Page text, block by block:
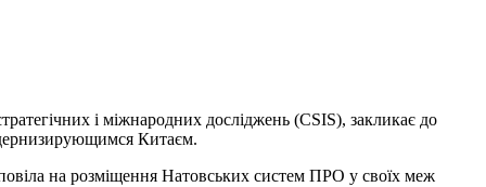
і міжнародних досліджень (CSIS), закликає до
Китаєм.
на розміщення Натовських систем ПРО у своїх меж